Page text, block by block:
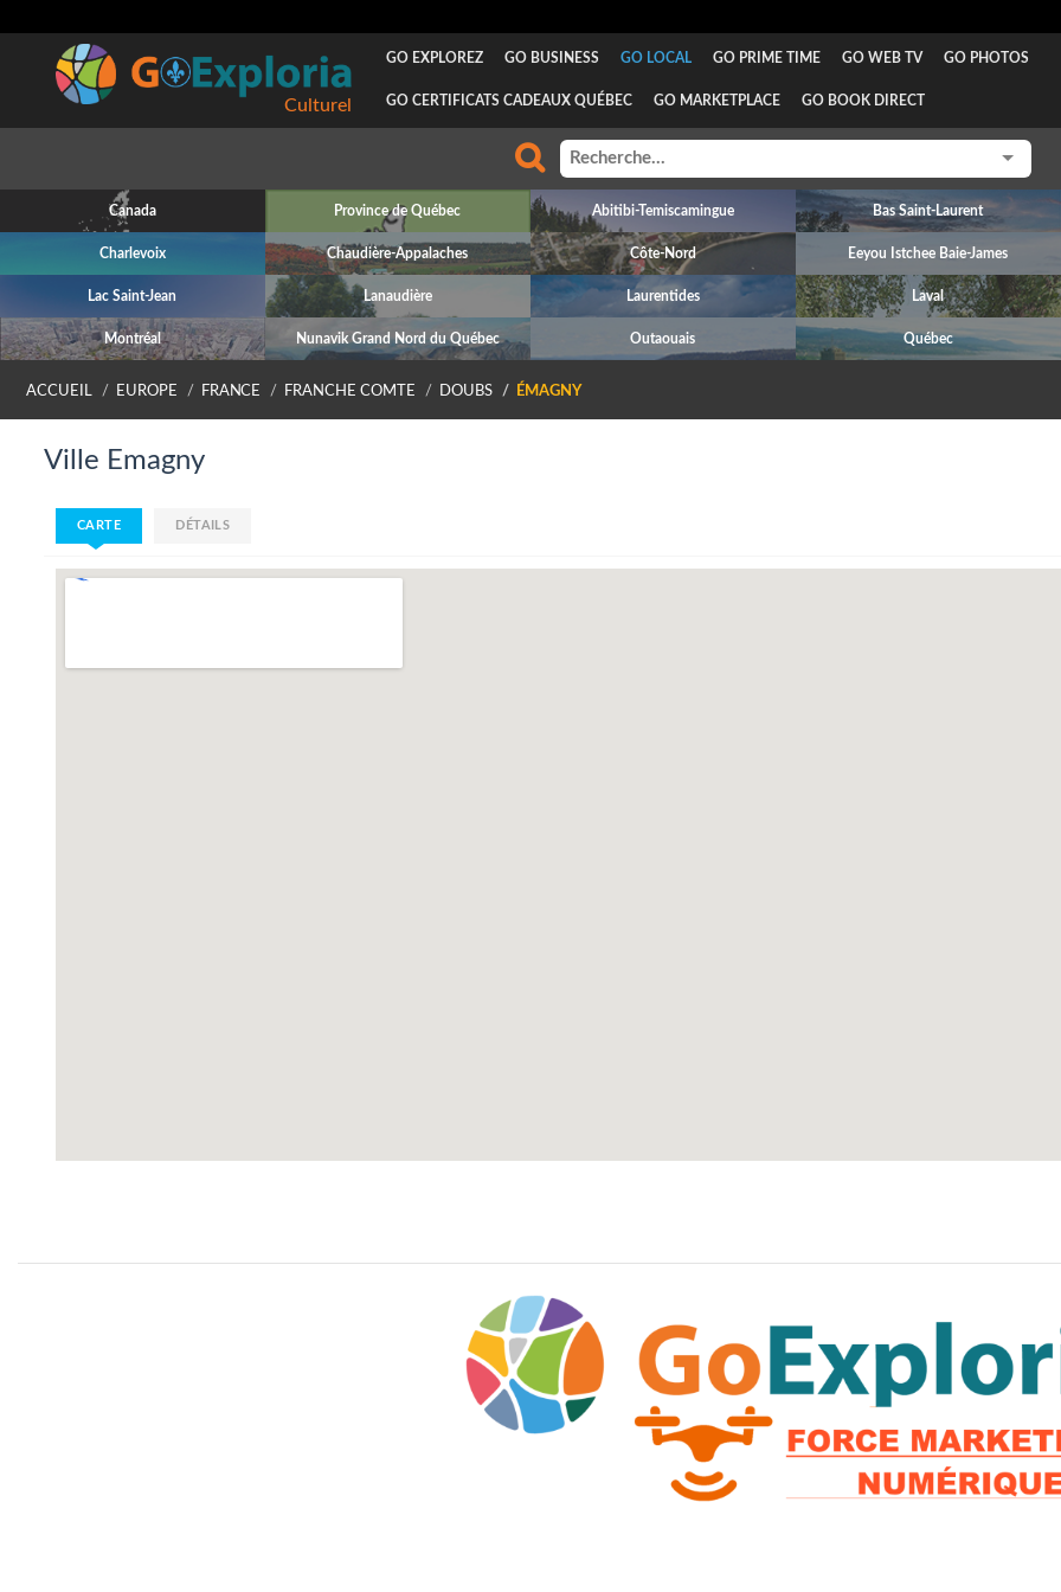
Culturel
GO EXPLOREZ GO BUSINESS GO LOCAL GO PRIME TIME GO WEB TV GO PHOTOS
GO CERTIFICATS CADEAUX QUÉBEC GO MARKETPLACE GO BOOK DIRECT
Canada Province de Québec Abitibi-Temiscamingue Bas Saint-Laurent
Charlevoix Chaudière-Appalaches Côte-Nord Eeyou Istchee Baie-James
Lac Saint-Jean Lanaudière Laurentides Laval
Montréal Nunavik Grand Nord du Québec Outaouais Québec
ACCUEIL EUROPE FRANCE FRANCHE COMTE DOUBS ÉMAGNY
Ville Emagny
CARTE DÉTAILS